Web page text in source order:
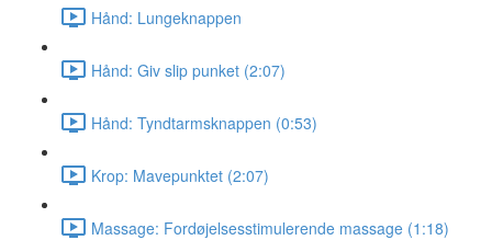
Hånd: Lungeknappen
Hånd: Giv slip punket (2:07)
Hånd: Tyndtarmsknappen (0:53)
Krop: Mavepunktet (2:07)
Massage: Fordøjelsesstimulerende massage (1:18)